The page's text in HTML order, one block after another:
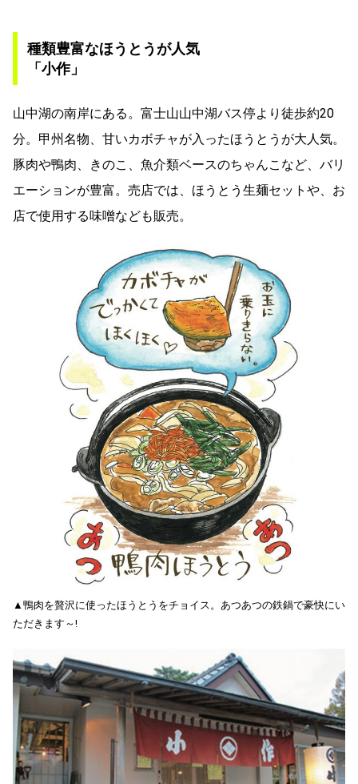
種類豊富なほうとうが人気
「小作」
山中湖の南岸にある。富士山山中湖バス停より徒歩約20
分。甲州名物、甘いカボチャが入ったほうとうが大人気。
豚肉や鴨肉、きのこ、魚介類ベースのちゃんこなど、バリ
エーションが豊富。売店では、ほうとう生麺セットや、お
店で使用する味噌なども販売。
▲鴨肉を贅沢に使ったほうとうをチョイス。あつあつの鉄鍋で豪快にい
ただきます～!